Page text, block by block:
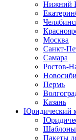
Нижний
Москва
Санкт-
Самара
Ростов-
Пермь
Казань
Юридический
Шаблоны
Пакеты